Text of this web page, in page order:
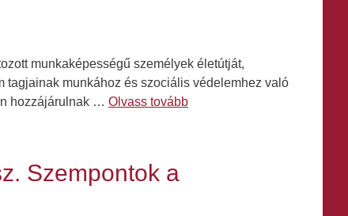
munkaképességű személyek életútját,
tagjainak munkához és szociális védelemhez való
hozzájárulnak … Olvass tovább
Szempontok a